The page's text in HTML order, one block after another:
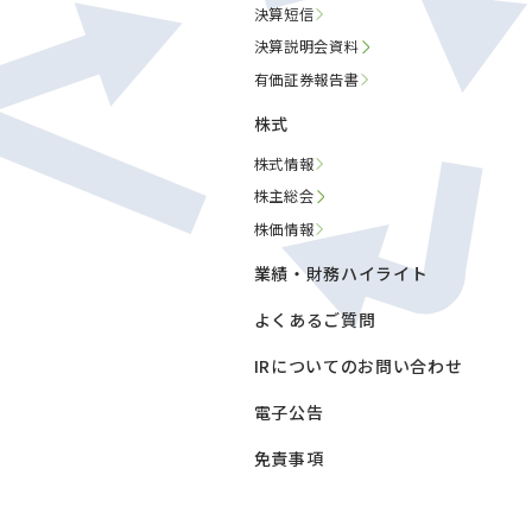
決算短信
決算説明会資料
有価証券報告書
株式
株式情報
株主総会
株価情報
業績・財務ハイライト
よくあるご質問
IRについてのお問い合わせ
電子公告
免責事項